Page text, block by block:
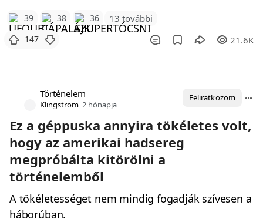
39 38 36 13 további
147 21.6K
Történelem
Klingstrom 2 hónapja
Feliratkozom
Ez a géppuska annyira tökéletes volt,
hogy az amerikai hadsereg
megpróbálta kitörölni a
történelemből
A tökéletességet nem mindig fogadják szívesen a
háborúban.